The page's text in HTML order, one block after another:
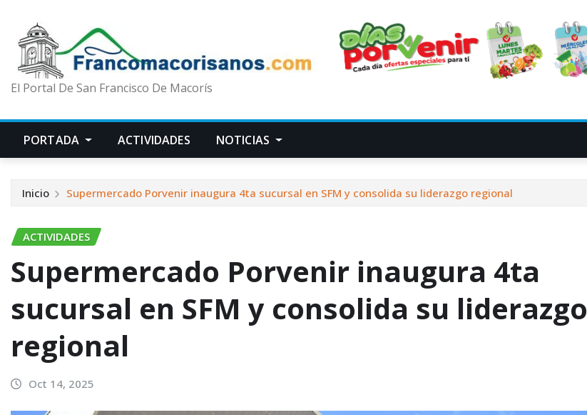
El Portal De San Francisco De Macorís
PORTADA ACTIVIDADES NOTICIAS
Inicio Supermercado Porvenir inaugura 4ta sucursal en SFM y consolida su liderazgo regional
ACTIVIDADES
Supermercado Porvenir inaugura 4ta
sucursal en SFM y consolida su liderazgo
regional
Oct 14, 2025